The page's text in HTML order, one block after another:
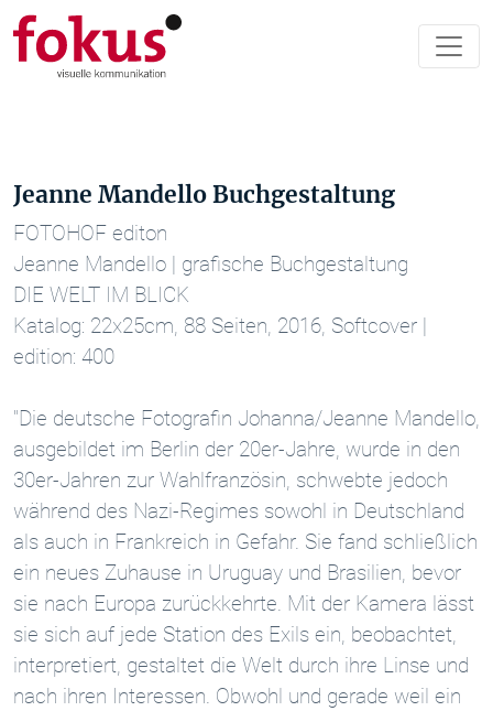
Jeanne Mandello Buchgestaltung
FOTOHOF editon
Jeanne Mandello | grafische Buchgestaltung
DIE WELT IM BLICK
Katalog: 22x25cm, 88 Seiten, 2016, Softcover |
edition: 400
"Die deutsche Fotografin Johanna/Jeanne Mandello,
ausgebildet im Berlin der 20er-Jahre, wurde in den
30er-Jahren zur Wahlfranzösin, schwebte jedoch
während des Nazi-Regimes sowohl in Deutschland
als auch in Frankreich in Gefahr. Sie fand schließlich
ein neues Zuhause in Uruguay und Brasilien, bevor
sie nach Europa zurückkehrte. Mit der Kamera lässt
sie sich auf jede Station des Exils ein, beobachtet,
interpretiert, gestaltet die Welt durch ihre Linse und
nach ihren Interessen. Obwohl und gerade weil ein